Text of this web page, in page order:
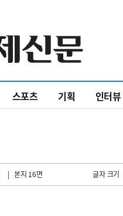
스포츠 기획 인터뷰
| 본지 16면 글자 크기